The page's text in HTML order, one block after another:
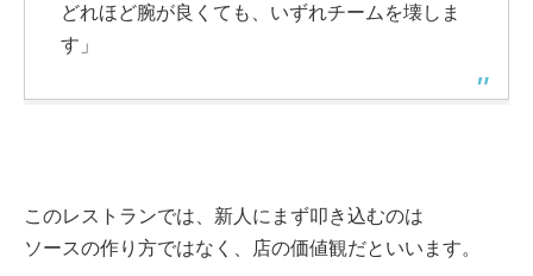
どれほど腕が良くても、いずれチームを壊しま
す」
このレストランでは、新人にまず叩き込むのは
ソースの作り方ではなく、店の価値観だといいます。